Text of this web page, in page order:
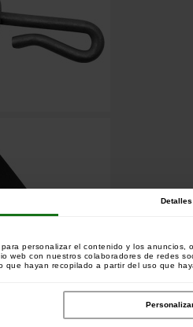
Detalles
personalizar el contenido y los
web con nuestros colaboradores de redes
que hayan recopilado a partir del uso que